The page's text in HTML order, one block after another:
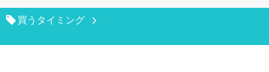
買うタイミング